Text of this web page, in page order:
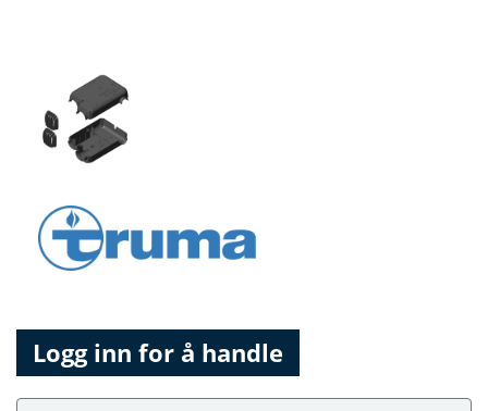
Logg inn for å handle